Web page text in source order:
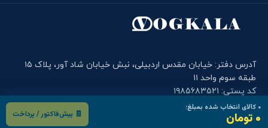
۰ کالای انتخاب شده بمبلغ:
۰ تومان 🧾 پیش‌فاکتور / پرداخت
آدرس دفتر: خیابان مقدس اردبیلی، نبش خیابان شاد آور، پلاک ۱۵
طبقه سوم واحد ۱۱
کد پستی: ۱۹۸۵۶۸۳۵۲۱
تلفن وگ کالا: ۲۶۳۷۳۲۶۲-۰۲۱ , ۲۶۳۷۳۲۶۴-۰۲۱
موبایل دفتر وگ کالا: ۰۹۰۰۱۲۲۷۹۱۴